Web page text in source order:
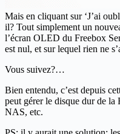
Mais en cliquant sur ‘J’ai
il? Tout simplement un
l’écran OLED du Freebox
est nul, et sur lequel rien ne
Vous suivez?…
Bien entendu, c’est depuis
peut gérer le disque dur de la
NAS, etc.